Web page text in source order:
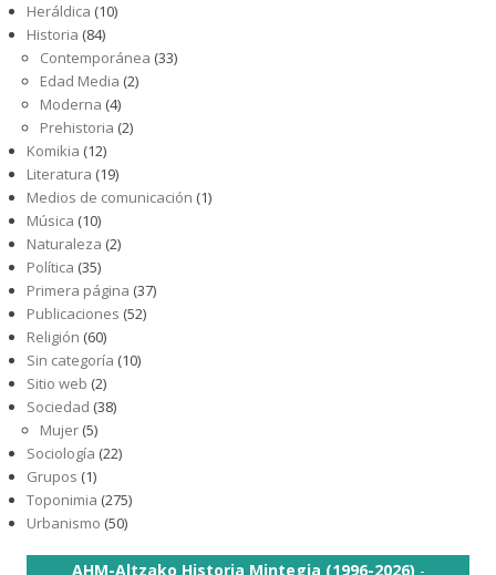
Heráldica (10)
Historia (84)
Contemporánea (33)
Edad Media (2)
Moderna (4)
Prehistoria (2)
Komikia (12)
Literatura (19)
Medios de comunicación (1)
Música (10)
Naturaleza (2)
Política (35)
Primera página (37)
Publicaciones (52)
Religión (60)
Sin categoría (10)
Sitio web (2)
Sociedad (38)
Mujer (5)
Sociología (22)
Grupos (1)
Toponimia (275)
Urbanismo (50)
AHM-Altzako Historia Mintegia (1996-2026) -